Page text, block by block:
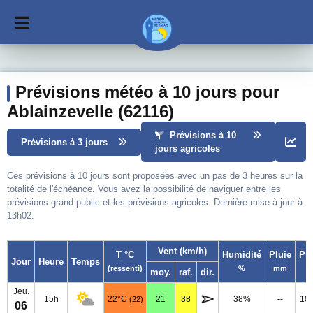
Prévisions météo à 10 jours pour
Ablainzevelle (62116)
Prévisions à 3 jours
Prévisions à 10
jours agricoles
Ces prévisions à 10 jours sont proposées avec un pas de 3 heures sur la
totalité de l'échéance. Vous avez la possibilité de naviguer entre les
prévisions grand public et les prévisions agricoles. Dernière mise à jour à
13h02.
Jour Heure Temps
T °C
(ressenti)
Vent (km/h) Humidité
%
Pluie
mm
moy. raf. dir.
Jeu.
06
15h 22°C (22) 21 38 38% --